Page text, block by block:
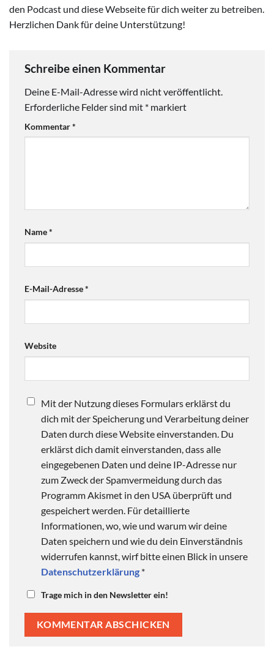
den Podcast und diese Webseite für dich weiter zu betreiben.
Herzlichen Dank für deine Unterstützung!
Schreibe einen Kommentar
Deine E-Mail-Adresse wird nicht veröffentlicht.
Erforderliche Felder sind mit * markiert
Kommentar*
Name*
E-Mail-Adresse*
Website
Mit der Nutzung dieses Formulars erklärst du
dich mit der Speicherung und Verarbeitung deiner
Daten durch diese Website einverstanden. Du
erklärst dich damit einverstanden, dass alle
eingegebenen Daten und deine IP-Adresse nur
zum Zweck der Spamvermeidung durch das
Programm Akismet in den USA überprüft und
gespeichert werden. Für detaillierte
Informationen, wo, wie und warum wir deine
Daten speichern und wie du dein Einverständnis
widerrufen kannst, wirf bitte einen Blick in unsere
Datenschutzerklärung *
Trage mich in den Newsletter ein!